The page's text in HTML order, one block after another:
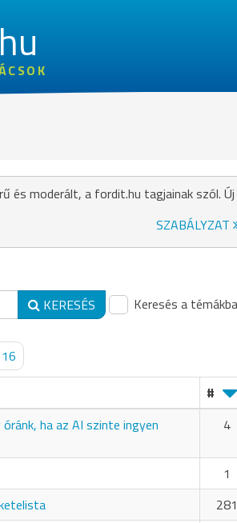
hu
és moderált, a fordit.hu tagjainak szól.
SZABÁLYZAT
KERESÉS Keresés a
16
#
ha az AI szinte ingyen
4
1
281